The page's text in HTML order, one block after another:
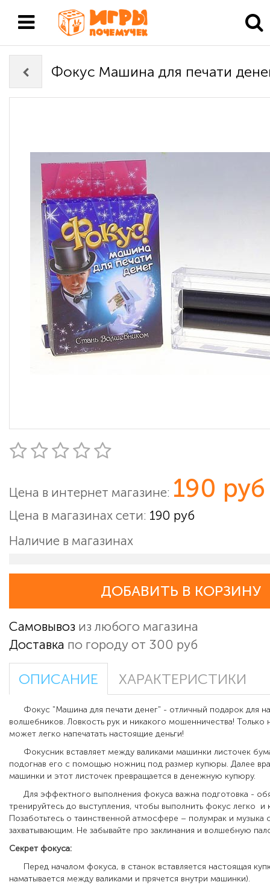
Фокус Машина для печати
Цена в интернет магазине: 190 руб
Цена в магазинах сети: 190 руб
Наличие в магазинах
ДОБАВИТЬ В КОРЗИНУ
Самовывоз из любого магазина
Доставка по городу от 300 руб
ОПИСАНИЕ ХАРАКТЕРИСТИКИ
Фокус "Машина для печати денег" - отличный подарок для
волшебников. Ловкость рук и никакого мошенничества!
может легко напечатать настоящие деньги!
Фокусник вставляет между валиками машинки листочек
подогнав его с помощью ножниц под размер купюры. Далее
машинки и этот листочек превращается в денежную купюру.
Для эффектного выполнения фокуса важна подготовка -
тренируйтесь до выступления, чтобы выполнить фокус легко и
Позаботьтесь о таинственной атмосфере – полумрак и музыка
захватывающим. Не забывайте про заклинания и волшебную
Секрет фокуса:
Перед началом фокуса, в станок вставляется настоящая
наматывается между валиками и прячется внутри машинки).